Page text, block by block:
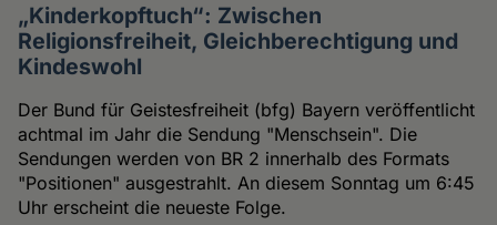
„Kinderkopftuch“: Zwischen
Religionsfreiheit, Gleichberechtigung und
Kindeswohl
Der Bund für Geistesfreiheit (bfg) Bayern veröffentlicht
achtmal im Jahr die Sendung "Menschsein". Die
Sendungen werden von BR 2 innerhalb des Formats
"Positionen" ausgestrahlt. An diesem Sonntag um 6:45
Uhr erscheint die neueste Folge.